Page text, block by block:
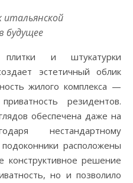
будущее
плитки и штукатурки
эстетичный облик
жилого комплекса —
резидентов.
обеспечена даже на
нестандартному
расположены
конструктивное решение
но и позволило